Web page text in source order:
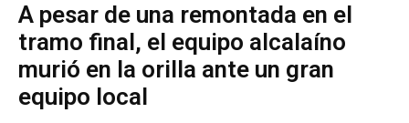
A pesar de una remontada en el
tramo final, el equipo alcalaíno
murió en la orilla ante un gran
equipo local